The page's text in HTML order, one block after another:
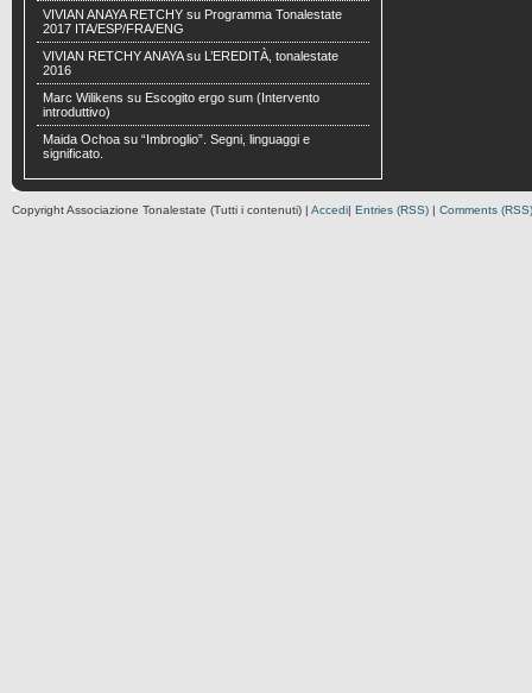
VIVIAN ANAYA RETCHY su Programma Tonalestate
2017 ITA/ESP/FRA/ENG
VIVIAN RETCHY ANAYAsu
L’EREDITÀ, tonalestate
2016
Marc Wilikens su Escogito ergo sum (Intervento
introduttivo)
Maida Ochoa su “Imbroglio”. Segni, linguaggi e
significato.
Copyright Associazione Tonalestate (Tutti i contenuti) | Accedi| Entries (RSS) | Comments (RSS)